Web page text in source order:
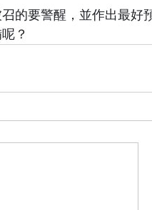
的要警醒，並作出最好
？